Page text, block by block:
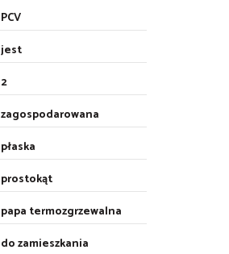
PCV
jest
2
zagospodarowana
płaska
prostokąt
papa termozgrzewalna
do zamieszkania